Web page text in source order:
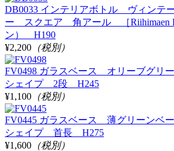
DB0033 インテリアボトル ヴィン
ー スクエア 角アール ［Riihimaen
ン） H190
¥2,200 （税別）
FV0498 ガラスベース オリーブグリ
シェイプ 2段 H245
¥1,100 （税別）
FV0445 ガラスベース 薄グリーンベ
シェイプ 首長 H275
¥1,600 （税別）